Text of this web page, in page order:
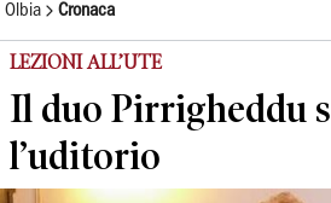
Olbia Cronaca
LEZIONI ALL’UTE
Il duo Pirrigheddu
l’uditorio